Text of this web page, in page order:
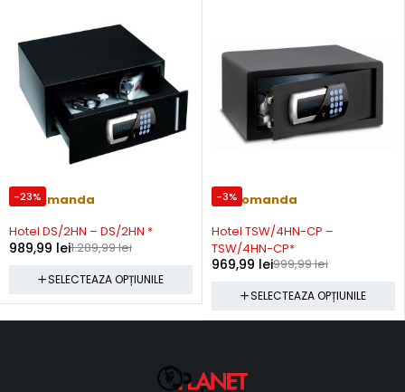
-23%
Precomanda
Hotel DS/2HN – DS/2HN *
1.289,99lei
989,99 lei
SELECTEAZA OPȚIUNILE
-3%
Precomanda
Hotel TSW/4HN-CP –
TSW/4HN-CP*
999,99lei
969,99 lei
SELECTEAZA OPȚIUNILE